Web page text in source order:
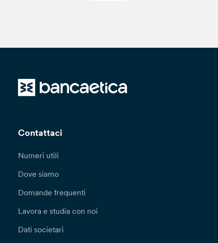
Contattaci
Numeri utili
Dove siamo
Domande frequenti
Lavora e studia con noi
Dati societari